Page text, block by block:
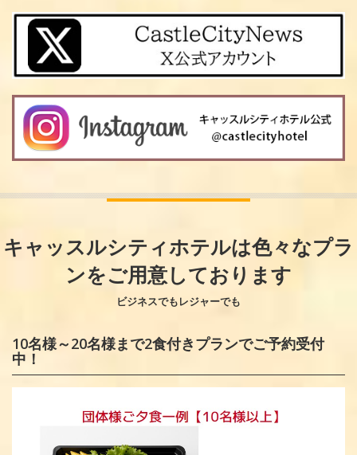
キャッスルシティホテルは色々なプラ
ンをご用意しております
ビジネスでもレジャーでも
10名様～20名様まで2食付きプランでご予約受付
中！